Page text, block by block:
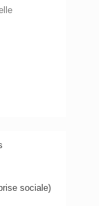
sociale)